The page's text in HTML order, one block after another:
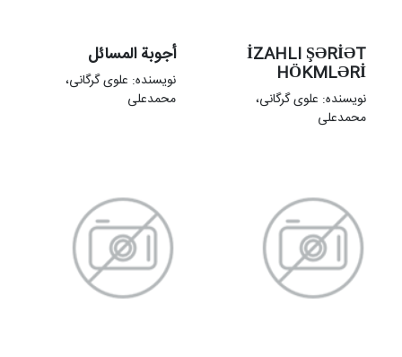
İZAHLI ŞƏRİƏT
HÖKMLƏRİ
نویسنده: علوی گرگانی،
محمدعلی
أجوبة المسائل
نویسنده: علوی گرگانی،
محمدعلی